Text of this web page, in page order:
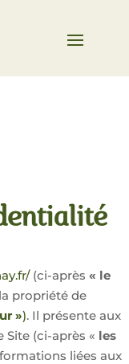
(ci-après « le
propriété de
»). Il présente aux
(ci-après « les
liées aux